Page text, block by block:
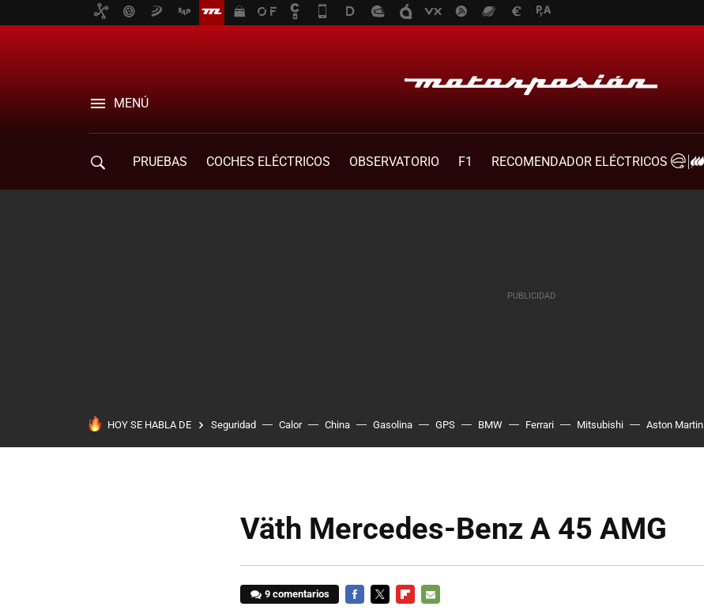
MENÚ
PRUEBAS COCHES ELÉCTRICOS OBSERVATORIO F1
RECOMENDADOR ELÉCTRICOS
HOY SE HABLA DE Seguridad Calor China Gasolina GPS BMW Ferrari Mitsubishi Aston Martin
Väth Mercedes-Benz A 45 AMG
9 comentarios